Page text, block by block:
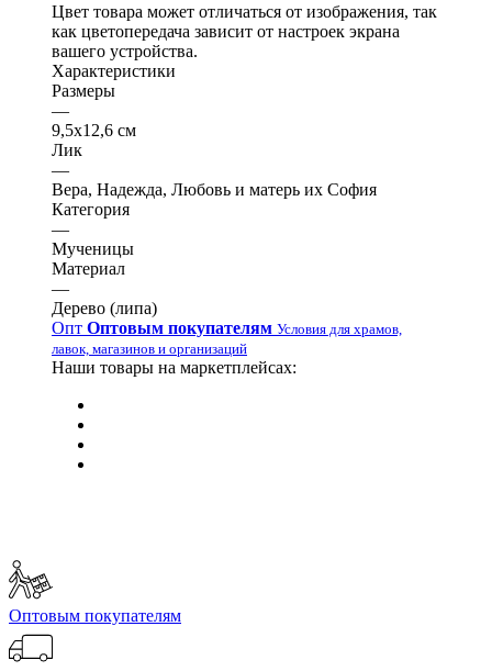
Цвет товара может отличаться от изображения, так
как цветопередача зависит от настроек экрана
вашего устройства.
Характеристики
Размеры
—
9,5х12,6 см
Лик
—
Вера, Надежда, Любовь и матерь их София
Категория
—
Мученицы
Материал
—
Дерево (липа)
Опт Оптовым покупателям Условия для храмов,
лавок, магазинов и организаций
Наши товары на маркетплейсах:
Оптовым покупателям